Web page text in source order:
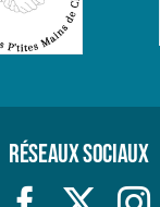
Réseaux sociaux